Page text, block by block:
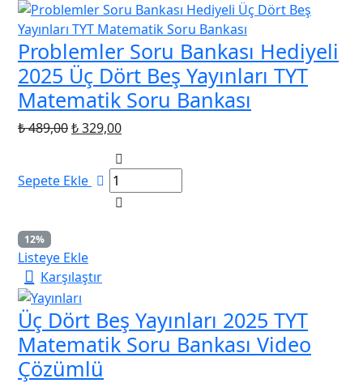
Problemler Soru Bankası Hediyeli
2025 Üç Dört Beş Yayınları TYT
Matematik Soru Bankası
₺489,00Orijinal
₺ 489,00.
₺329,00Şu
fiyat:
Sepete Ekle
12%
Listeye Ekle
Karşılaştır
Üç Dört Beş Yayınları 2025 TYT
Matematik Soru Bankası Video
Çözümlü